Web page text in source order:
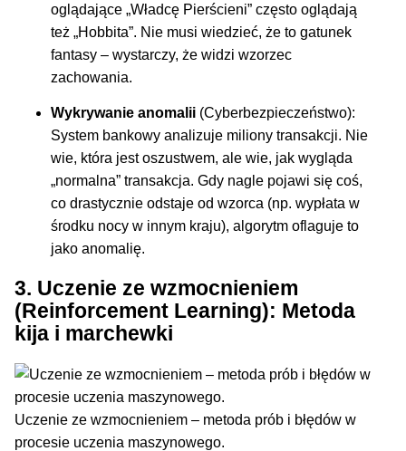
oglądające „Władcę Pierścieni” często oglądają
też „Hobbita”. Nie musi wiedzieć, że to gatunek
fantasy – wystarczy, że widzi wzorzec
zachowania.
Wykrywanie anomalii (Cyberbezpieczeństwo):
System bankowy analizuje miliony transakcji. Nie
wie, która jest oszustwem, ale wie, jak wygląda
„normalna” transakcja. Gdy nagle pojawi się coś,
co drastycznie odstaje od wzorca (np. wypłata w
środku nocy w innym kraju), algorytm oflaguje to
jako anomalię.
3. Uczenie ze wzmocnieniem
(Reinforcement Learning): Metoda
kija i marchewki
Uczenie ze wzmocnieniem – metoda prób i błędów w
procesie uczenia maszynowego.